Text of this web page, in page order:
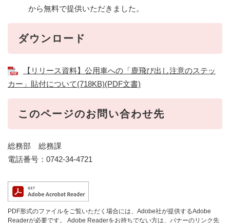
から無料で提供いただきました。
ダウンロード
【リリース資料】公用車への「鹿飛び出し注意のステッ
カー」貼付について(718KB)(PDF文書)
このページのお問い合わせ先
総務部 総務課
電話番号：0742-34-4721
PDF形式のファイルをご覧いただく場合には、Adobe社が提供するAdobe
Readerが必要です。
Adobe Readerをお持ちでない方は、バナーのリンク先